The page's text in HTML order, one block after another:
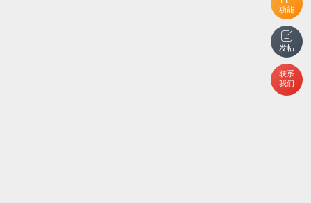
功能
发帖
联系
我们